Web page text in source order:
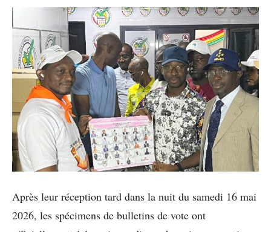
Après leur réception tard dans la nuit du samedi 16 mai
2026, les spécimens de bulletins de vote ont